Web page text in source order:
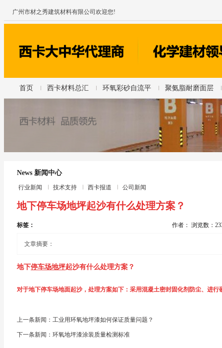
广州市材之秀建筑材料有限公司欢迎您!
首页 西卡材料总汇 环氧彩砂自流平 聚氨脂耐磨面层
News 新闻中心
行业新闻 技术支持 西卡报道 公司新闻
地下停车场地坪起沙有什么处理方案？
标签： 作者： 浏览数：
文章摘要：
地下停车场地坪起沙有什么处理方案？
随着城市规模的扩大，地下停车场增长速度越来越快，新地下停车
富，对于地下停车场地坪工程有着自己独到的经验。
对于地下停车场地面起沙，处理方案如下：采用混凝土密封固化剂防尘、进行
凝土、封闭毛孔，防止起灰、起沙的目的。对于已经翻砂的混泥土地坪，其
上一条新闻：工业用环氧地坪漆如何保证质量问题？
下一条新闻：环氧地坪漆涂装质量检测标准